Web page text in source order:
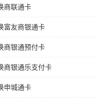
商联通卡
富友商银通卡
商银通预付卡
商银通乐支付卡
申城通卡